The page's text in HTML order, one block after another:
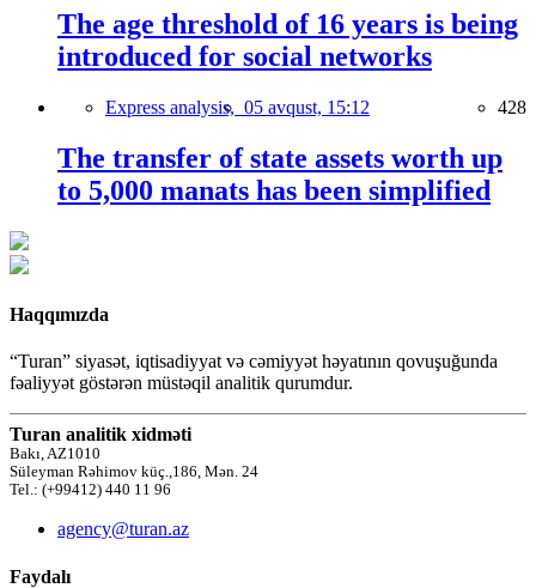
The age threshold of 16 years is being
introduced for social networks
Express analysis, 05 avqust, 15:12 428
The transfer of state assets worth up
to 5,000 manats has been simplified
Haqqımızda
“Turan” siyasət, iqtisadiyyat və cəmiyyət həyatının qovuşuğunda
fəaliyyət göstərən müstəqil analitik qurumdur.
Turan analitik xidməti
Bakı, AZ1010
Süleyman Rəhimov küç.,186, Mən. 24
Tel.: (+99412) 440 11 96
agency@turan.az
Faydalı